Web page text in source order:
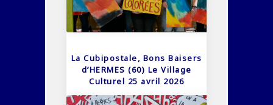
La Cubipostale, Bons Baisers
d’HERMES (60) Le Village
Culturel 25 avril 2026